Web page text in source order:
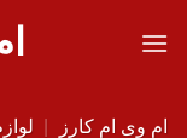
ام وی ام کارز